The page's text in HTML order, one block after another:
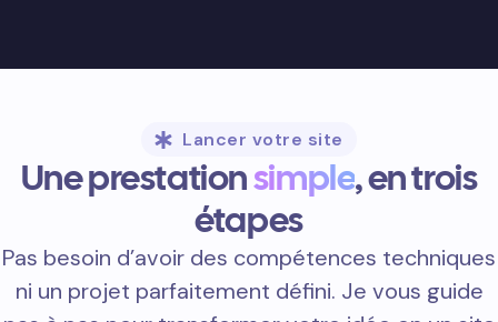
Lancer votre site
Une prestationsimple, en trois
étapes
Pas besoin d’avoir des compétences techniques
ni un projet parfaitement défini. Je vous guide